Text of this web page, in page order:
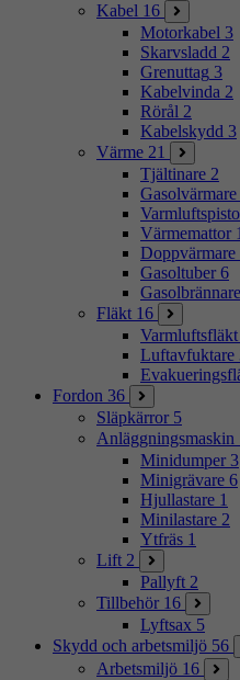
Kabel 16
Motorkabel 3
Skarvsladd 2
Grenuttag 3
Kabelvinda 2
Rörål 2
Kabelskydd 3
Värme 21
Tjältinare 2
Gasolvärmare
Värmemattor 1
Doppvärmare
Gasoltuber 6
Gasolbrännare
Fläkt 16
Varmluftsfläkt
Luftavfuktare
Fordon 36
Släpkärror 5
Anläggningsmaskin
Minidumper 3
Minigrävare 6
Hjullastare 1
Minilastare 2
Ytfräs 1
Lift 2
Pallyft 2
Tillbehör 16
Lyftsax 5
Skydd och arbetsmiljö 56
Arbetsmiljö 16